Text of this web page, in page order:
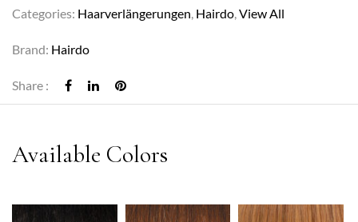
Categories: Haarverlängerungen Hairdo View All
Brand: Hairdo
Share :